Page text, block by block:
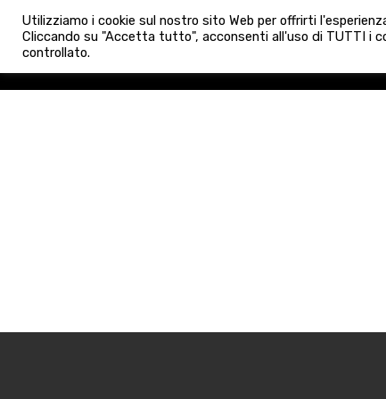
HOME AGENZIA
info@admaioraimmobiliare.it
Utilizziamo i cookie sul nostro sito Web per offrirti
Cliccando su "Accetta tutto", acconsenti all'uso di TUTTI i
controllato.